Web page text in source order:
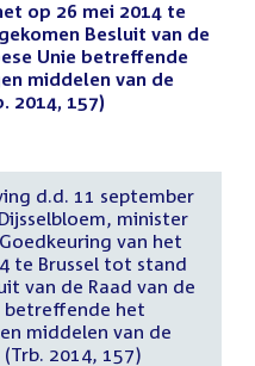
op 26 mei 2014 te
Besluit van de
Unie betreffende
middelen van de
2014, 157)
d.d. 11 september
Dijsselbloem, minister
van het
te Brussel tot stand
van de Raad van de
betreffende het
middelen van de
(Trb. 2014, 157)